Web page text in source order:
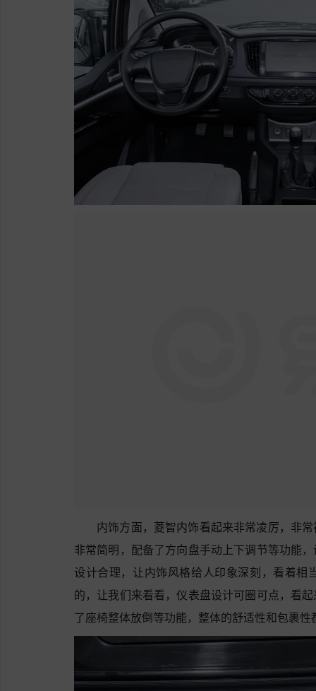
内饰方面，菱智内饰看起来非常凌厉，非
非常简明，配备了方向盘手动上下调节等功能
设计合理，让内饰风格给人印象深刻，看着
的，让我们来看看，仪表盘设计可圈可点，看
了座椅整体放倒等功能，整体的舒适性和包裹性